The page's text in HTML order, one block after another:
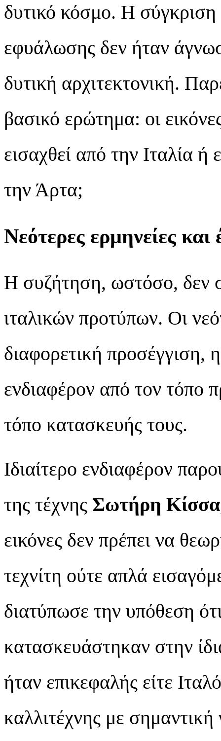
δυτικό κόσμο. Η σύγκριση
εφυάλωσης δεν ήταν
δυτική αρχιτεκτονική.
βασικό ερώτημα: οι
εισαχθεί από την Ιταλία ή
την Άρτα;
Νεότερες ερμηνείες
Η συζήτηση, ωστόσο, δεν
ιταλικών προτύπων. Οι
διαφορετική προσέγγιση,
ενδιαφέρον από τον τόπο
τόπο κατασκευής τους.
Ιδιαίτερο ενδιαφέρον
της τέχνης Σωτήρη Κίσσα
εικόνες δεν πρέπει να
τεχνίτη ούτε απλά
διατύπωσε την υπόθεση
κατασκευάστηκαν στην
ήταν επικεφαλής είτε
καλλιτέχνης με